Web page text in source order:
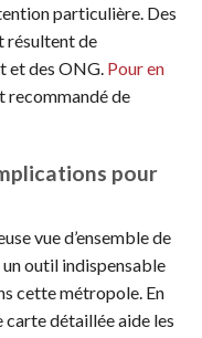
particulière. Des
résultent de
et des ONG. Pour en
recommandé de
pour
vue d’ensemble de
un outil indispensable
cette métropole. En
carte détaillée aide les